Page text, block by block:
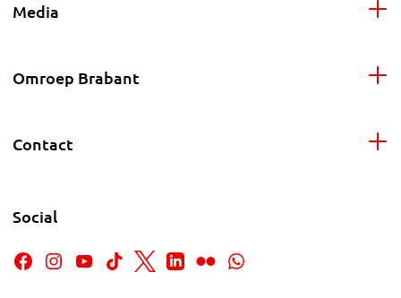
Media
Omroep Brabant
Contact
Social